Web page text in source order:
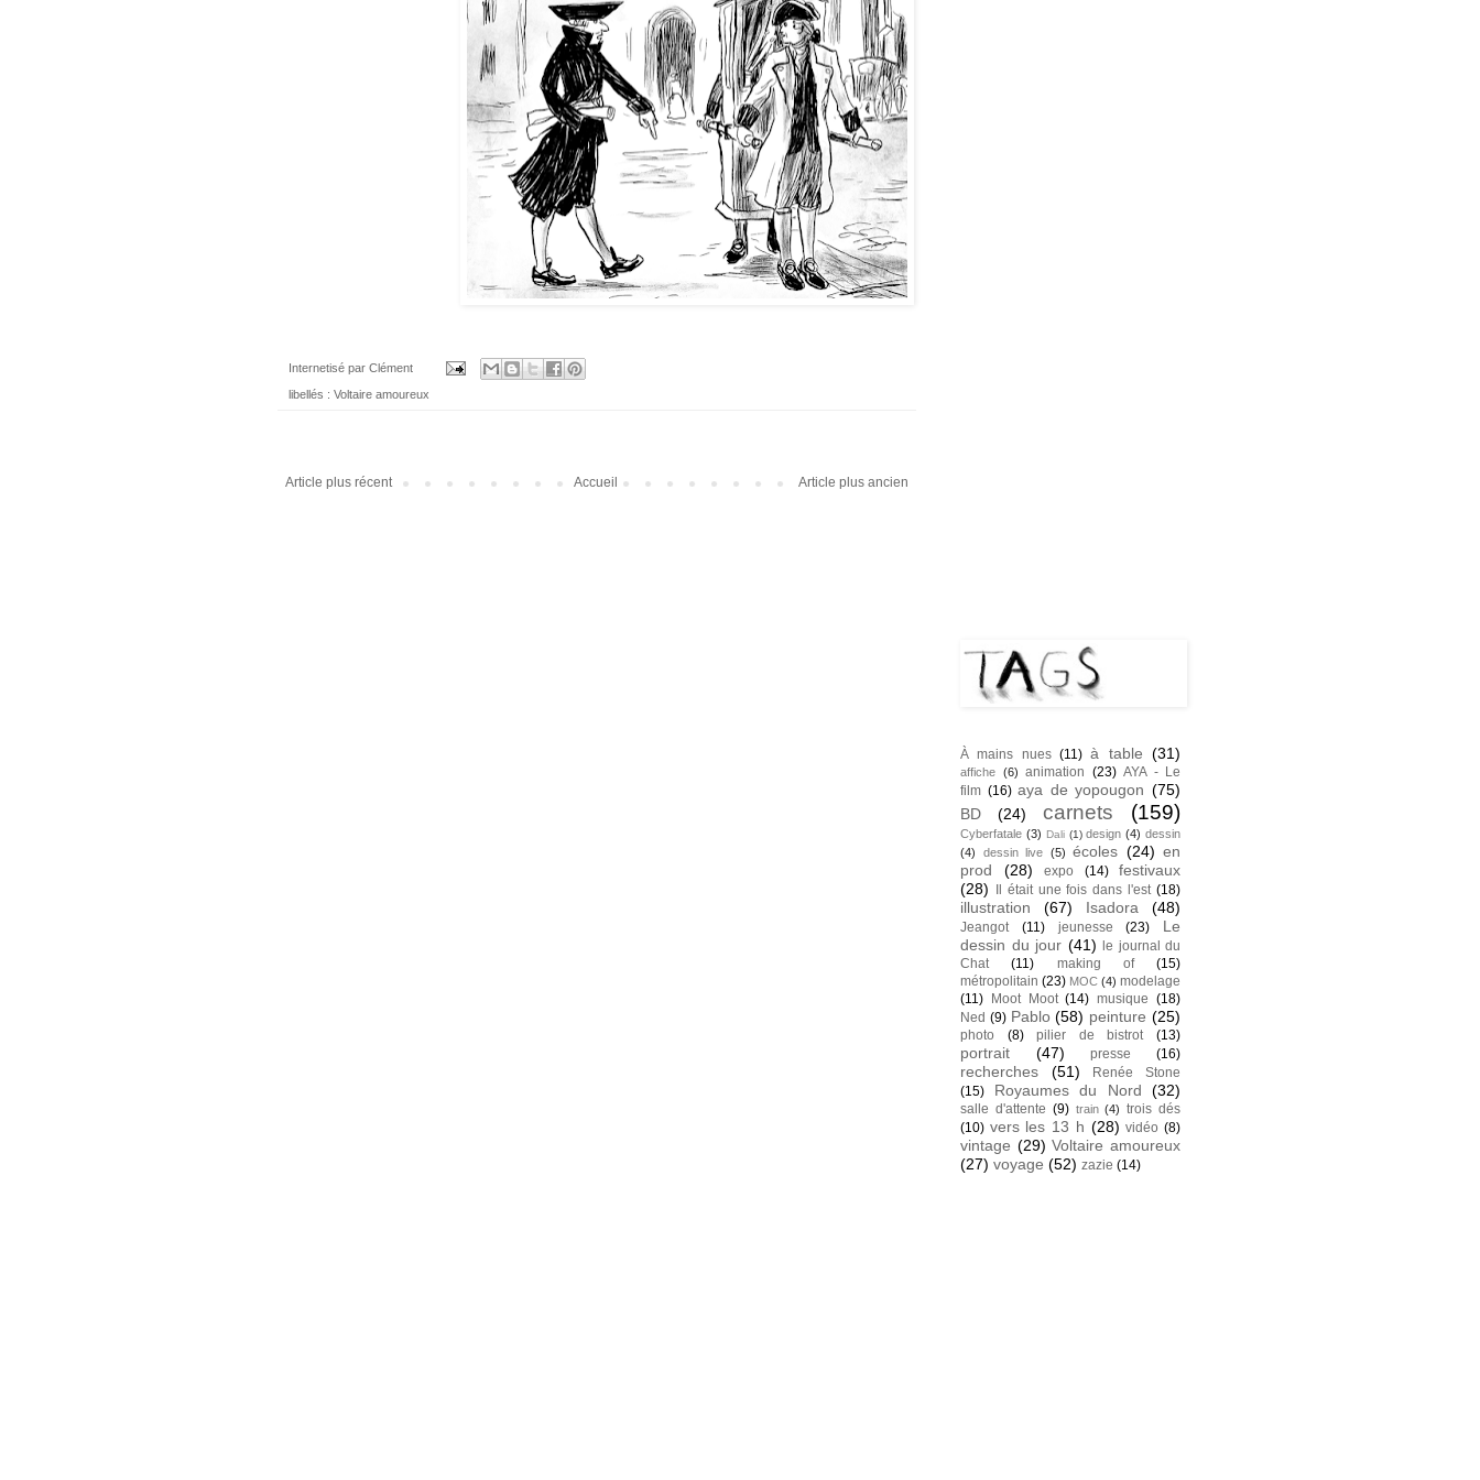
Internetisé par Clément
libellés : Voltaire amoureux
Article plus récent Article plus ancien
Accueil
À mains nues (11) à table (31)
affiche (6) animation (23) AYA - Le
film (16) aya de yopougon (75)
BD
(24) carnets (159)
Cyberfatale (3) Dali (1) design (4) dessin
(4)
dessin live (5) écoles (24) en
prod
(28) expo (14)
festivaux
(28)
Il était une fois dans l'est (18)
illustration (67) Isadora (48)
Jeangot (11) jeunesse (23)
Le
dessin du jour (41)
le journal du
Chat
(11) making of
(15)
métropolitain (23) MOC (4) modelage
(11)
Moot Moot (14) musique (18)
Ned (9) Pablo (58) peinture (25)
photo (8) pilier de bistrot (13)
portrait (47) presse (16)
recherches (51)
Renée Stone
(15)
Royaumes du Nord (32)
salle d'attente (9) train (4)
trois dés
(10) vers les 13 h (28) vidéo (8)
vintage (29) Voltaire amoureux
(27) voyage (52) zazie (14)